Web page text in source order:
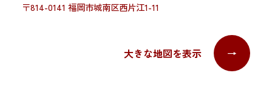
〒814-0141 福岡市城南区西片江1-11
大きな地図を表示 →